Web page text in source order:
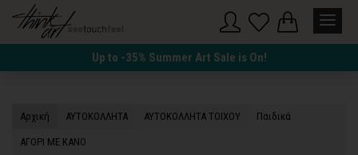
Up to -35% Summer Art Sale is On!
Αρχική ΑΥΤΟΚΟΛΛΗΤΑ ΑΥΤΟΚΟΛΛΗΤΑ ΤΟΙΧΟΥ Παιδικά
ΑΓΟΡΙ ΜΕ ΚΑΝΟ